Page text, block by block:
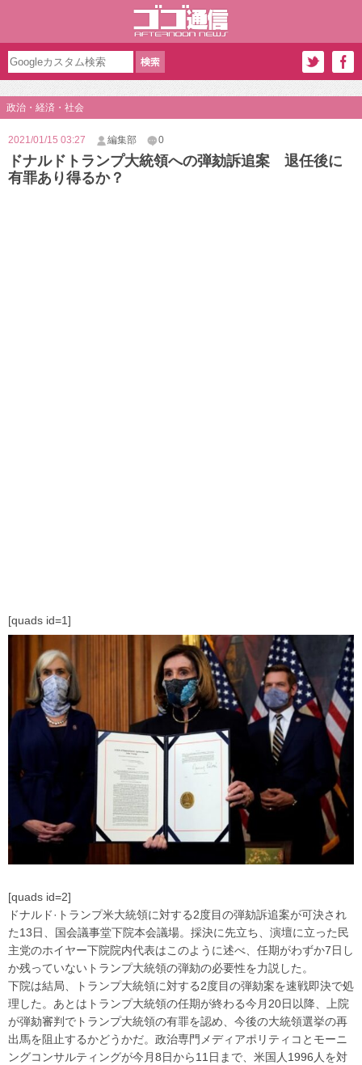
政治・経済・社会
2021/01/15 03:27 編集部 0
ドナルドトランプ大統領への弾劾訴追案 退任後に
有罪あり得るか？
[quads id=1]
[quads id=2]
ドナルド·トランプ米大統領に対する2度目の弾劾訴追案が可決され
た13日、国会議事堂下院本会議場。採決に先立ち、演壇に立った民
主党のホイヤー下院院内代表はこのように述べ、任期がわずか7日し
か残っていないトランプ大統領の弾劾の必要性を力説した。
下院は結局、トランプ大統領に対する2度目の弾劾案を速戦即決で処
理した。あとはトランプ大統領の任期が終わる今月20日以降、上院
が弾劾審判でトランプ大統領の有罪を認め、今後の大統領選挙の再
出馬を阻止するかどうかだ。政治専門メディアポリティコとモーニ
ングコンサルティングが今月8日から11日まで、米国人1996人を対